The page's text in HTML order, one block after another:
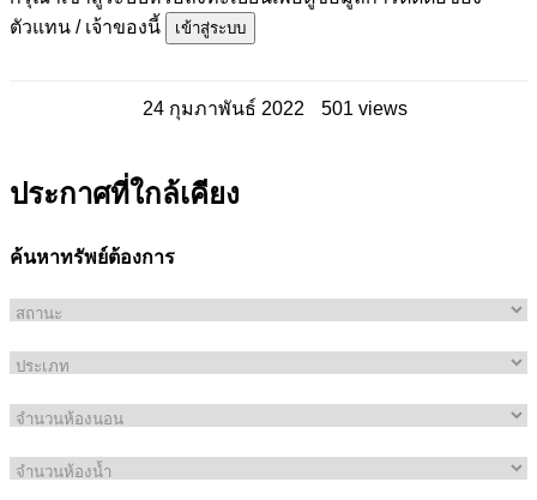
ตัวแทน / เจ้าของนี้
เข้าสู่ระบบ
24 กุมภาพันธ์ 2022 501 views
ประกาศที่ใกล้เคียง
ค้นหาทรัพย์ต้องการ